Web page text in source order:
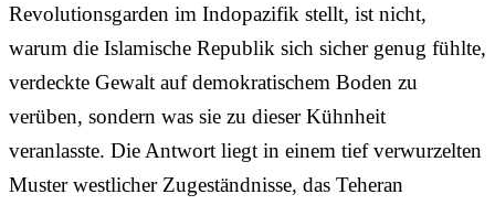
Revolutionsgarden im Indopazifik stellt, ist nicht,
warum die Islamische Republik sich sicher genug fühlte,
verdeckte Gewalt auf demokratischem Boden zu
verüben, sondern was sie zu dieser Kühnheit
veranlasste. Die Antwort liegt in einem tief verwurzelten
Muster westlicher Zugeständnisse, das Teheran